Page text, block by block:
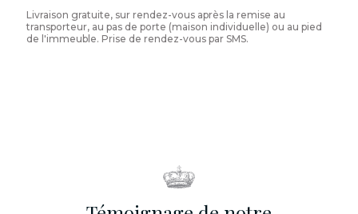
Livraison gratuite, sur rendez-vous après la remise au
transporteur, au pas de porte (maison individuelle) ou au pied
de l'immeuble. Prise de rendez-vous par SMS.